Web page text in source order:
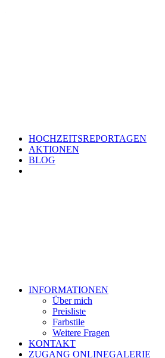
HOCHZEITSREPORTAGEN
AKTIONEN
BLOG
INFORMATIONEN
Über mich
Preisliste
Farbstile
Weitere Fragen
KONTAKT
ZUGANG ONLINEGALERIE